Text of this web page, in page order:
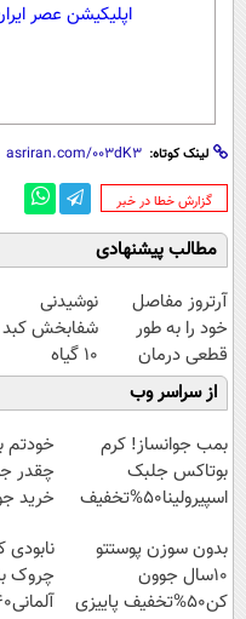
اپلیکیشن عصر
لینک کوتاه:
‌گزارش خطا در خبر
مطالب پیشنهادی
آرتروز مفاصل
خود را به طور
قطعی درمان
کنید!
◗پرسش‌نامه◖
نوشیدنی
شفابخش کبد
10 گیاه
موثر(تخفیف
امشب)
از سراسر وب
بمب جوانساز! کرم
بوتاکس جلبک
اسپیرولینا50%تخفیف
خودتم
چقدر
خرید
ویژه
بدون سوزن پوستتو
10سال جوون
کن50%تخفیف پاییزی
چروک
آلمانی۴۰٪تخفیف